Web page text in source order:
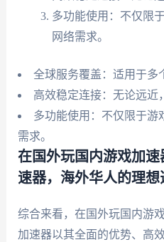
多功能使用：不仅限
网络需求。
全球服务覆盖：适用于多
高效稳定连接：无论远近
多功能使用：不仅限于游
需求。
在国外玩国内游戏加速
速器，海外华人的理想
综合来看，在国外玩国内游
加速器以其全面的优势、高